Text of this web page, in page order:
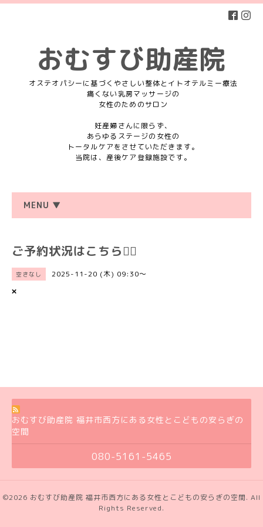
おむすび助産院
オステオパシーに基づくやさしい整体とイトオテルミー療法
痛くない乳房マッサージの
女性のためのサロン
妊産婦さんに限らず、
あらゆるステージの女性の
トータルケアをさせていただきます。
当院は、産後ケア登録施設です。
MENU ▼
ご予約状況はこちら💁‍♀️
空きなし 2025-11-20 (木) 09:30～
×
おむすび助産院 福井市西方にある女性とこどもの安らぎの
空間
080-5161-5465
©2026 おむすび助産院 福井市西方にある女性とこどもの安らぎの空間. All
Rights Reserved.